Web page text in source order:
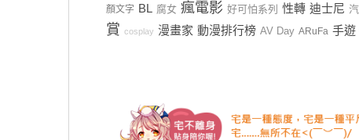
顏文字 BL 腐女 瘋電影 好可怕系列 性轉 迪士尼
賞 cosplay 漫畫家 動漫排行榜 AV Day ARuFa 手遊